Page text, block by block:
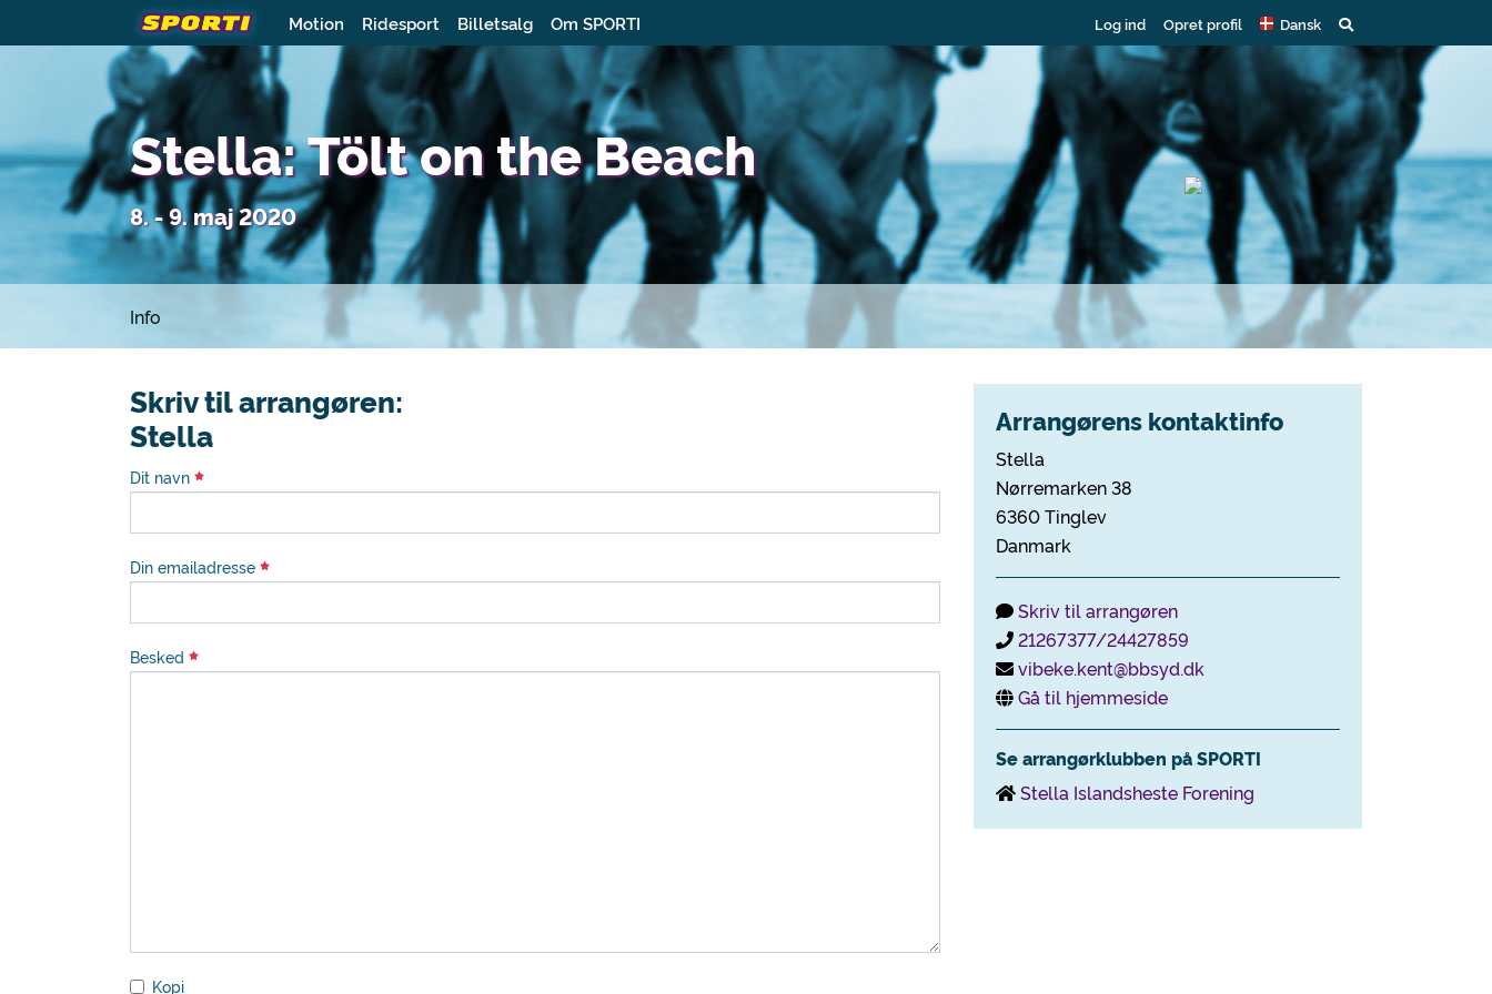
Motion Ridesport Billetsalg Om SPORTI Log ind Opret profil Dansk
Stella: Tölt on the Beach
8. - 9. maj 2020
Info
Skriv til arrangøren:
Stella
Dit navn
Din emailadresse
Besked
Kopi
Arrangørens kontaktinfo
Stella
Nørremarken 38
6360 Tinglev
Danmark
Skriv til arrangøren
21267377/24427859
vibeke.kent@bbsyd.dk
Gå til hjemmeside
Se arrangørklubben på SPORTI
Stella Islandsheste Forening